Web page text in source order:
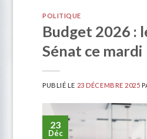
POLITIQUE
Budget 2026 :
Sénat ce mardi
PUBLIÉ LE 23 DÉCEMBRE 2025
23
Déc